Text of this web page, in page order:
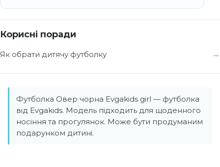
Корисні поради
Як обрати дитячу футболку
Футболка Овер чорна Evgakids girl — футболка
від Evgakids. Модель підходить для щоденного
носіння та прогулянок. Може бути продуманим
подарунком дитині.